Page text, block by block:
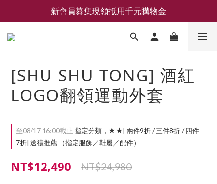
新會員募集現領抵用千元購物金
新會員募集現領抵用千元購物金
LEMAIRE 經典可頌包 NEW ARRIVAL
新會員募集現領抵用千元購物金
[SHU SHU TONG] 酒紅
LOGO翻領運動外套
至08/17 16:00截止 指定分類，★★[ 兩件9折 / 三件8折 / 四件
7折] 送禮推薦 （指定服飾／鞋履／配件）
NT$12,490 NT$24,980